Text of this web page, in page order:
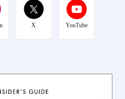
X YouTube